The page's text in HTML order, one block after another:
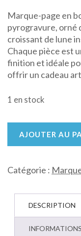
Marque-page en
pyrogravure, orné
croissant de lune
Chaque pièce est
finition et idéale
offrir un cadeau
1 en stock
quantité
Marque
ethnique
Lotus
Émeraude
AJOUTER AU
Catégorie :
DESCRIPTION